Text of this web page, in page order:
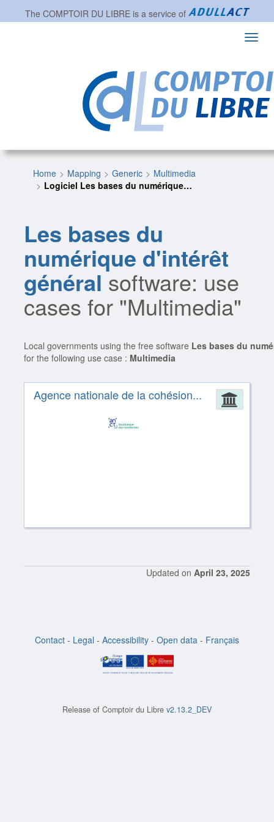
The COMPTOIR DU LIBREis a service of
Home Mapping Generic
Multimedia
Logiciel Les bases du numérique…
Les bases du
numérique d'intérêt
généralsoftware: use
cases for "Multimedia"
Local governments using the free software Les bases du
for the following use case : Multimedia
Agence nationale de la cohésion...
Updated on April 23, 2025
Contact - Legal - Accessibility - Open data - Français
Release of Comptoir du Libre v2.13.2_DEV